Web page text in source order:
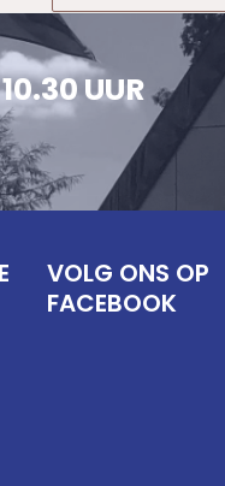
UUR
VOLG ONS OP
FACEBOOK